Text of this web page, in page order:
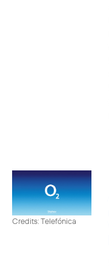
Credits: Telefónica